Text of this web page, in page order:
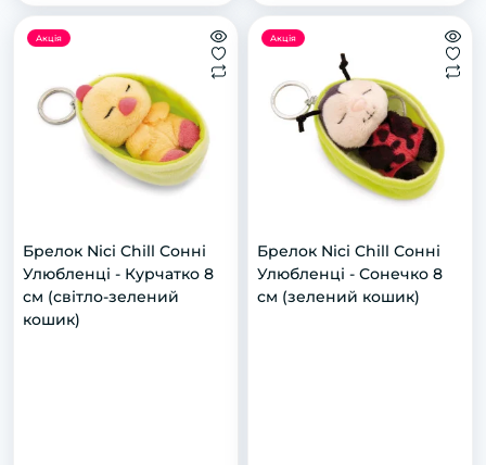
Акція
Брелок Nici Chill Сонні
Улюбленці - Курчатко 8
см (світло-зелений
кошик)
Акція
Брелок Nici Chill Сонні
Улюбленці - Сонечко 8
см (зелений кошик)